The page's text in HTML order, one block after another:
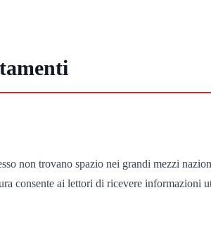
non trovano spazio nei grandi mezzi
consente ai lettori di ricevere